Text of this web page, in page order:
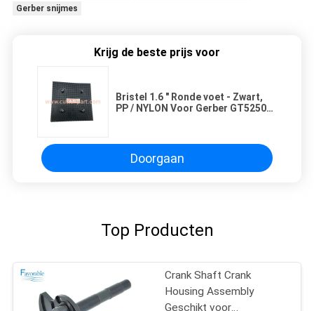
Gerber snijmes
Krijg de beste prijs voor
Bristel 1.6 " Ronde voet - Zwart,
PP / NYLON Voor Gerber GT5250
Doorgaan
Top Producten
Crank Shaft Crank
Housing Assembly
Geschikt voor